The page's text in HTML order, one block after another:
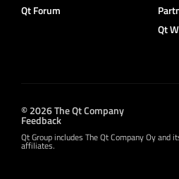
Qt Forum
Qt
© 2026 The Qt Company
Feedback
Qt Group includes The Qt Company Oy and
affiliates.